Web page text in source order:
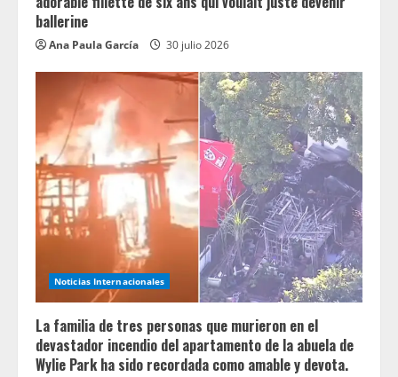
ballerine
Ana Paula García 30 julio 2026
Noticias Internacionales
La familia de tres personas que murieron en el
devastador incendio del apartamento de la abuela de
Wylie Park ha sido recordada como amable y devota.